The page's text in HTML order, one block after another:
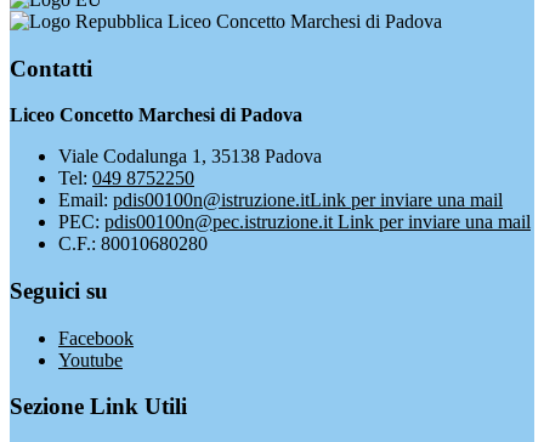
Liceo Concetto Marchesi di Padova
Contatti
Liceo Concetto Marchesi di Padova
Viale Codalunga 1, 35138 Padova
Tel: 049 8752250
Email: pdis00100n@istruzione.itLink per inviare una mail
PEC: pdis00100n@pec.istruzione.it Link per inviare una mail
C.F.: 80010680280
Seguici su
Facebook
Youtube
Sezione Link Utili